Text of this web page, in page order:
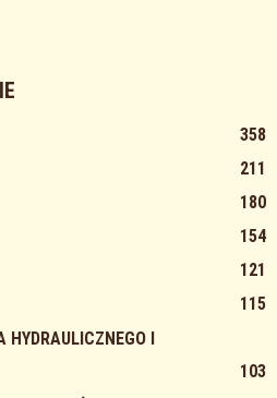
358
211
180
154
121
115
HYDRAULICZNEGO I
103